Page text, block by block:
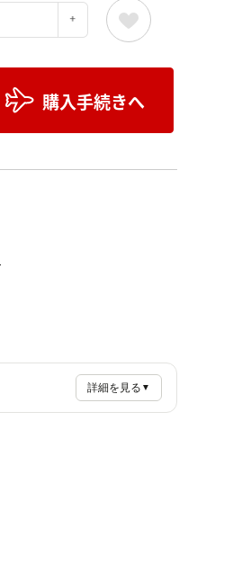
購入手続きへ
詳細を見る ▼